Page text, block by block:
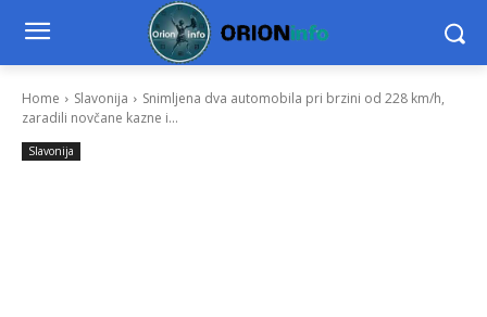
Home Slavonija
Snimljena dva automobila pri brzini od 228 km/h,
zaradili novčane kazne i...
Slavonija